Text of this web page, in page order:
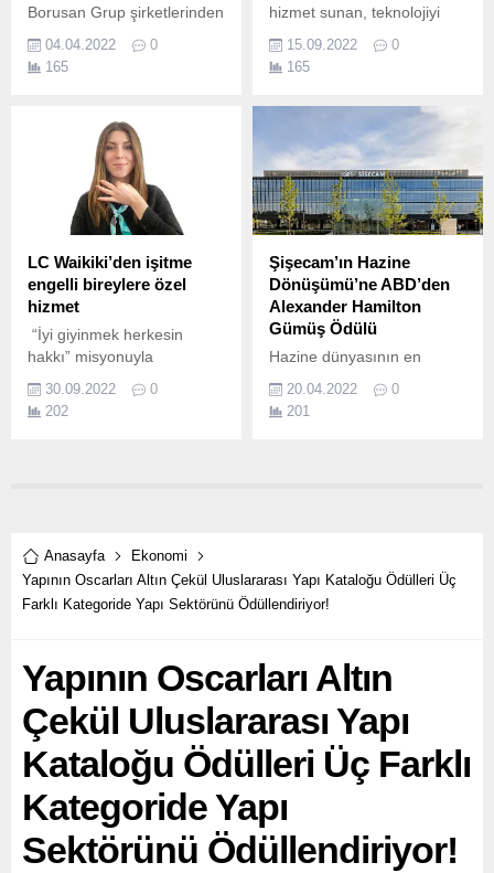
Borusan Grup şirketlerinden
gerçekleştireceği yeni
yatırım ile ABD’de de hizmet
hazırlanıyor.
04.04.2022
0
165
hizmet sunan, teknolojiyi
gelişen ve uluslararası
kurumlar nezdinde her
yukarılara çıkaran İGA
İstanbul
Havalimanı, Uluslararası
Hava Taşımacılığı Birliği
(IATA) ile “Bölgesel Eğitim
Ortaklığı” anlaşmasını
imzaladı.
15.09.2022
0
165
LC Waikiki’den işitme
engelli bireylere özel
hizmet
“İyi giyinmek herkesin
hakkı” misyonuyla
Türkiye’nin global giyim
markası LC Waikiki,
30.09.2022
0
202
Şişecam’ın Hazine
Dönüşümü’ne ABD’den
Alexander Hamilton
Gümüş Ödülü
Hazine dünyasının en
olarak kabul edilen
Alexander Hamilton
20.04.2022
0
201
Anasayfa
Ekonomi
Yapının Oscarları Altın Çekül Uluslararası Yapı Kataloğu Ödülleri Üç
Farklı Kategoride Yapı Sektörünü Ödüllendiriyor!
Yapının Oscarları Altın
Çekül Uluslararası Yapı
Kataloğu Ödülleri Üç Farklı
Kategoride Yapı
Sektörünü Ödüllendiriyor!